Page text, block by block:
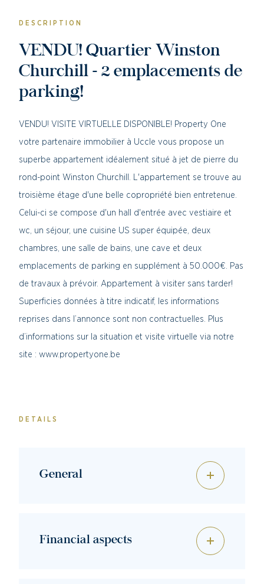
DESCRIPTION
VENDU! Quartier Winston
Churchill - 2 emplacements de
parking!
VENDU! VISITE VIRTUELLE DISPONIBLE! Property One
votre partenaire immobilier à Uccle vous propose un
superbe appartement idéalement situé à jet de pierre du
rond-point Winston Churchill. L'appartement se trouve au
troisième étage d'une belle copropriété bien entretenue.
Celui-ci se compose d'un hall d'entrée avec vestiaire et
wc, un séjour, une cuisine US super équipée, deux
chambres, une salle de bains, une cave et deux
emplacements de parking en supplément à 50.000€. Pas
de travaux à prévoir. Appartement à visiter sans tarder!
Superficies données à titre indicatif, les informations
reprises dans l’annonce sont non contractuelles. Plus
d’informations sur la situation et visite virtuelle via notre
site : www.propertyone.be
DETAILS
General
Financial aspects